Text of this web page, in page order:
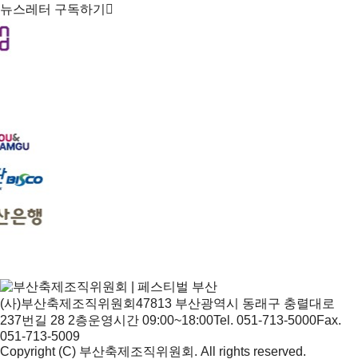
뉴스레터 구독하기
(사)부산축제조직위원회 47813 부산광역시 동래구 충렬대로
237번길 28 2층운영시간 09:00~18:00Tel. 051-713-5000Fax.
051-713-5009
Copyright (C) 부산축제조직위원회. All rights reserved.